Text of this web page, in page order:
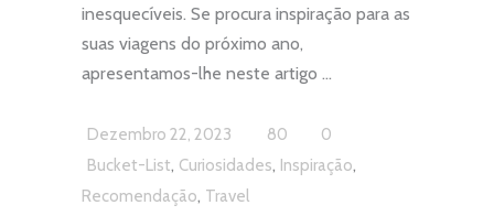
inesquecíveis. Se procura inspiração para as
suas viagens do próximo ano,
apresentamos-lhe neste artigo
Dezembro 22, 2023 80
0
Bucket-List, Curiosidades, Inspiração,
Recomendação, Travel